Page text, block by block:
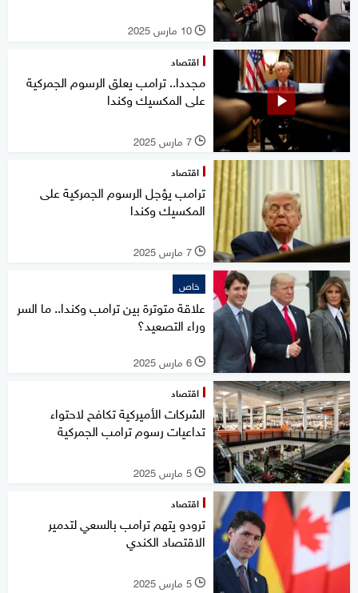
l 10 مارس 2025
اقتصاد
مجددا.. ترامب يعلق الرسوم الجمركية
على المكسيك وكندا
l 7 مارس 2025
اقتصاد
ترامب يؤجل الرسوم الجمركية على
المكسيك وكندا
l 7 مارس 2025
خاص
علاقة متوترة بين ترامب وكندا.. ما السر
وراء التصعيد؟
l 6 مارس 2025
اقتصاد
الشركات الأميركية تكافح لاحتواء
تداعيات رسوم ترامب الجمركية
l 5 مارس 2025
اقتصاد
ترودو يتهم ترامب بالسعي لتدمير
الاقتصاد الكندي
l 5 مارس 2025